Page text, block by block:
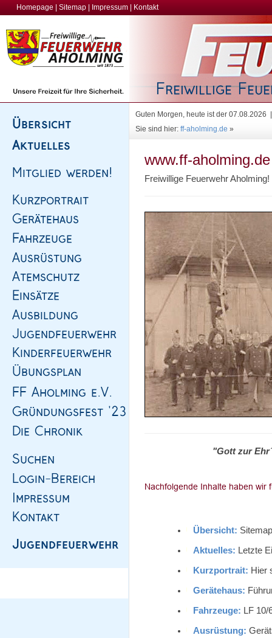
Homepage Sitemap Impressum Kontakt
Guten Morgen, heute ist der
Sie sind hier: ff-aholming.de »
www.ff-aholming.de
Freiwillige Feuerwehr Aholming!
"Gott zur
Übersicht:
Aktuelles: Letzte
Kurzportrait: Hier
Gerätehaus:
Fahrzeuge: LF 10/
Ausrüstung: